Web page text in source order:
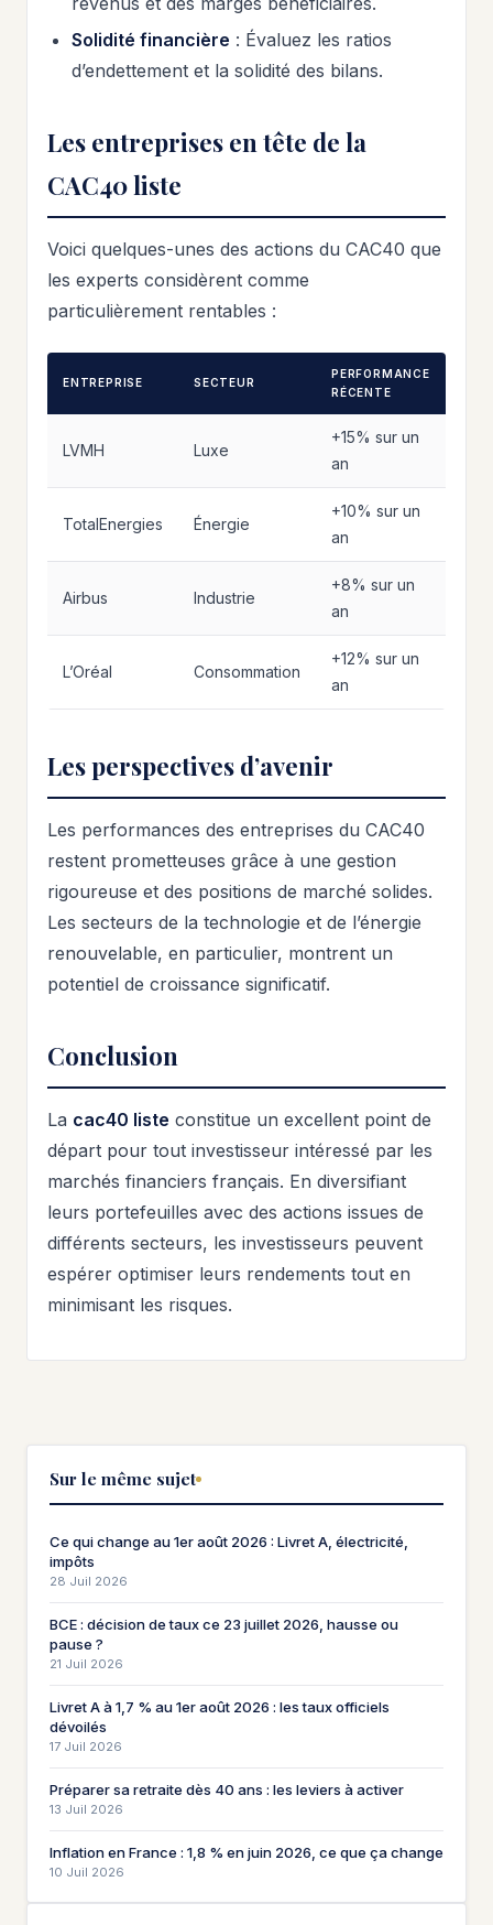
Solidité financière : Évaluez les ratios
d’endettement et la solidité des bilans.
Les entreprises en tête de la
CAC40 liste
Voici quelques-unes des actions du CAC40 que
les experts considèrent comme
particulièrement rentables :
ENTREPRISE SECTEUR
PERFORMANCE
RÉCENTE
LVMH Luxe
+15% sur un
an
TotalEnergies Énergie
+10% sur un
an
Airbus Industrie
+8% sur un
an
L’Oréal Consommation
+12% sur un
an
Les perspectives d’avenir
Les performances des entreprises du CAC40
restent prometteuses grâce à une gestion
rigoureuse et des positions de marché solides.
Les secteurs de la technologie et de l’énergie
renouvelable, en particulier, montrent un
potentiel de croissance significatif.
Conclusion
La cac40 liste constitue un excellent point de
départ pour tout investisseur intéressé par les
marchés financiers français. En diversifiant
leurs portefeuilles avec des actions issues de
différents secteurs, les investisseurs peuvent
espérer optimiser leurs rendements tout en
minimisant les risques.
Sur le même sujet
Ce qui change au 1er août 2026 : Livret A, électricité,
impôts
28 Juil 2026
BCE : décision de taux ce 23 juillet 2026, hausse ou
pause ?
21 Juil 2026
Livret A à 1,7 % au 1er août 2026 : les taux officiels
dévoilés
17 Juil 2026
Préparer sa retraite dès 40 ans : les leviers à activer
13 Juil 2026
Inflation en France : 1,8 % en juin 2026, ce que ça change
10 Juil 2026